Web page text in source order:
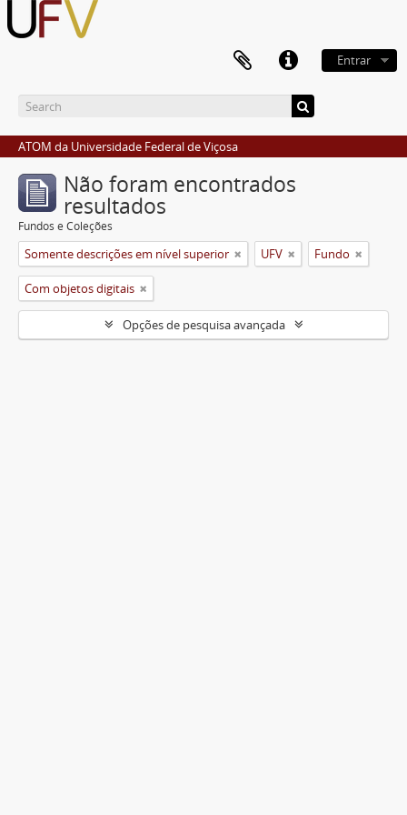
Entrar
ATOM da Universidade Federal de Viçosa
Não foram encontrados
resultados
Fundos e Coleções
Somente descrições em nível superior UFV Fundo
Com objetos digitais
Opções de pesquisa avançada